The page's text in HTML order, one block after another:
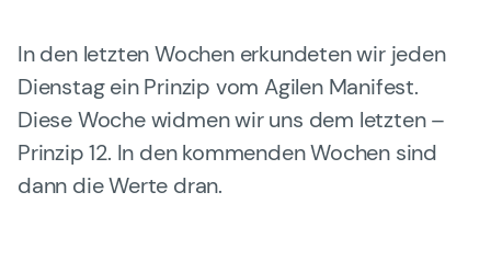
Karriere
Gladwell Academy
Knowledge Hub
In den letzten Wochen erkundeten wir jeden
Dienstag ein Prinzip vom Agilen Manifest.
Diese Woche widmen wir uns dem letzten –
Prinzip 12. In den kommenden Wochen sind
dann die Werte dran.